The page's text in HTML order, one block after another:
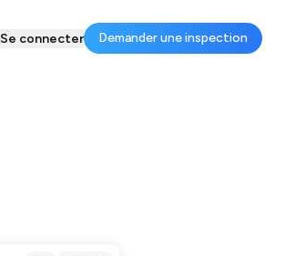
Se connecter Demander une inspection